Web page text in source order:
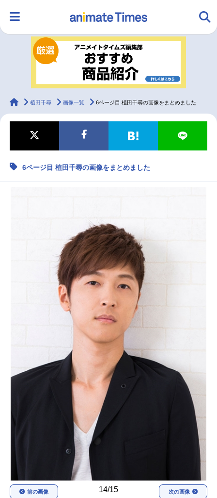
ランキング アニメ
ラジオ みんなの声
マンガ・ラノベ ゲーム・アプリ 音楽 コスプレ
配信・Vtuber トレンド
実写化映画一覧
今期アニメ曜日別一覧
夏アニメ
冬アニメ
男性声優/女性声優一覧
FOLLOW US
animateTimes
植田千尋 画像一覧 6ページ目 植田千尋の画像をまとめました
6ページ目 植田千尋の画像をまとめました
14/15
前の画像 次の画像